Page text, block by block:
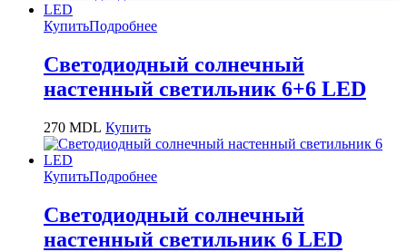
КупитьПодробнее
Светодиодный солнечный
настенный светильник 6+6 LED
270 MDL Купить
КупитьПодробнее
Светодиодный солнечный
настенный светильник 6 LED